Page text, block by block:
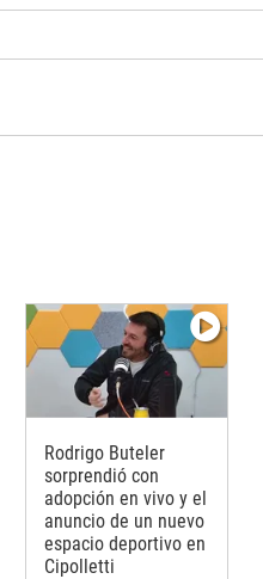
Rodrigo Buteler
sorprendió con
adopción en vivo y el
anuncio de un nuevo
espacio deportivo en
Cipolletti